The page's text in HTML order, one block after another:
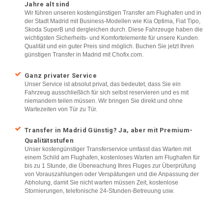
Jahre alt sind
Wir führen unseren kostengünstigen Transfer am Flughafen und in
der Stadt Madrid mit Business-Modellen wie Kia Optima, Fiat Tipo,
Skoda SuperB und dergleichen durch. Diese Fahrzeuge haben die
wichtigsten Sicherheits- und Komfortelemente für unsere Kunden.
Qualität und ein guter Preis sind möglich. Buchen Sie jetzt Ihren
günstigen Transfer in Madrid mit Chofix.com.
Ganz privater Service
Unser Service ist absolut privat, das bedeutet, dass Sie ein
Fahrzeug ausschließlich für sich selbst reservieren und es mit
niemandem teilen müssen. Wir bringen Sie direkt und ohne
Wartezeiten von Tür zu Tür.
Transfer in Madrid Günstig? Ja, aber mit Premium-
Qualitätsstufen
Unser kostengünstiger Transferservice umfasst das Warten mit
einem Schild am Flughafen, kostenloses Warten am Flughafen für
bis zu 1 Stunde, die Überwachung Ihres Fluges zur Überprüfung
von Vorauszahlungen oder Verspätungen und die Anpassung der
Abholung, damit Sie nicht warten müssen Zeit, kostenlose
Stornierungen, telefonische 24-Stunden-Betreuung usw.